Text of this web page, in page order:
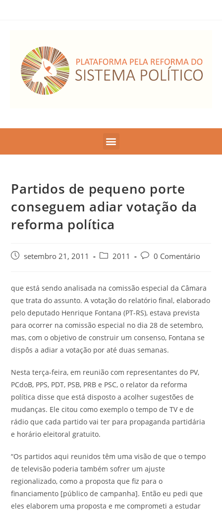
Partidos de pequeno porte
conseguem adiar votação da
reforma política
setembro 21, 2011 2011 0 Comentário
que está sendo analisada na comissão especial da Câmara
que trata do assunto. A votação do relatório final, elaborado
pelo deputado Henrique Fontana (PT-RS), estava prevista
para ocorrer na comissão especial no dia 28 de setembro,
mas, com o objetivo de construir um consenso, Fontana se
dispôs a adiar a votação por até duas semanas.
Nesta terça-feira, em reunião com representantes do PV,
PCdoB, PPS, PDT, PSB, PRB e PSC, o relator da reforma
política disse que está disposto a acolher sugestões de
mudanças. Ele citou como exemplo o tempo de TV e de
rádio que cada partido vai ter para propaganda partidária
e horário eleitoral gratuito.
“Os partidos aqui reunidos têm uma visão de que o tempo
de televisão poderia também sofrer um ajuste
regionalizado, como a proposta que fiz para o
financiamento [público de campanha]. Então eu pedi que
eles elaborem uma proposta e me comprometi a estudar